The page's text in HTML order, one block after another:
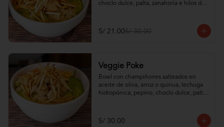
choclo dulce, palta, zanahoria e hilos de
S/ 21.00S/ 30.00
Veggie Poke
Bowl con champiñones salteados en
aceite de oliva, arroz o quinua, lechuga
hidropónica, pepino, choclo dulce, palta,
S/ 30.00